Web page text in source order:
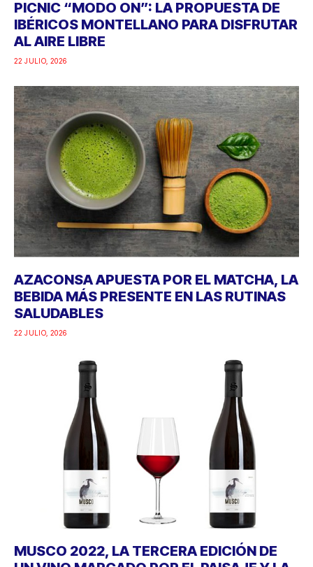
PICNIC “MODO ON”: LA PROPUESTA DE
IBÉRICOS MONTELLANO PARA DISFRUTAR
AL AIRE LIBRE
22 JULIO, 2026
AZACONSA APUESTA POR EL MATCHA, LA
BEBIDA MÁS PRESENTE EN LAS RUTINAS
SALUDABLES
22 JULIO, 2026
MUSCO 2022, LA TERCERA EDICIÓN DE